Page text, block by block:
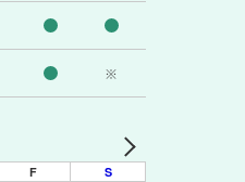
※
F S